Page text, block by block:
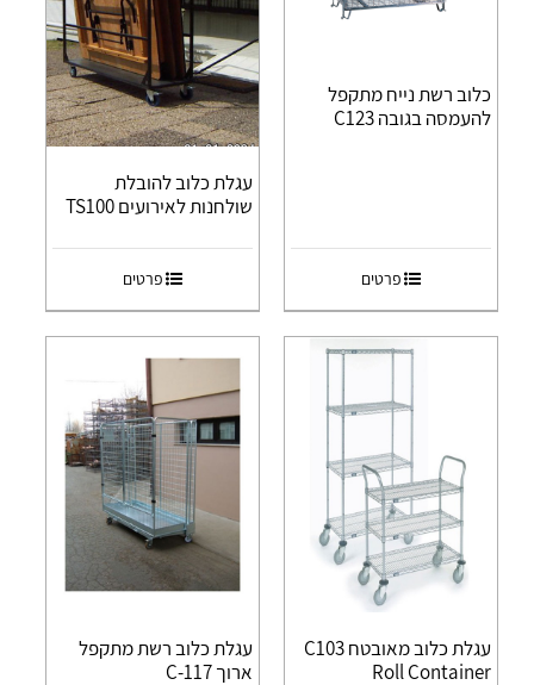
כלוב רשת נייח מתקפל
להעמסה בגובה C123
פרטים
עגלת כלוב להובלת
שולחנות לאירועים TS100
פרטים
עגלת כלוב מאובטח C103
Roll Container
עגלת כלוב רשת מתקפל
ארוך C-117